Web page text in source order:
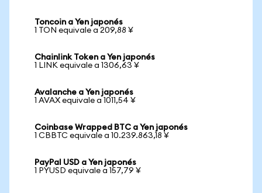
Toncoin a Yen japonés
1 TON equivale a 209,88 ¥
Chainlink Token a Yen japonés
1 LINK equivale a 1306,63 ¥
Avalanche a Yen japonés
1 AVAX equivale a 1011,54 ¥
Coinbase Wrapped BTC a Yen japonés
1 CBBTC equivale a 10.239.863,18 ¥
PayPal USD a Yen japonés
1 PYUSD equivale a 157,79 ¥